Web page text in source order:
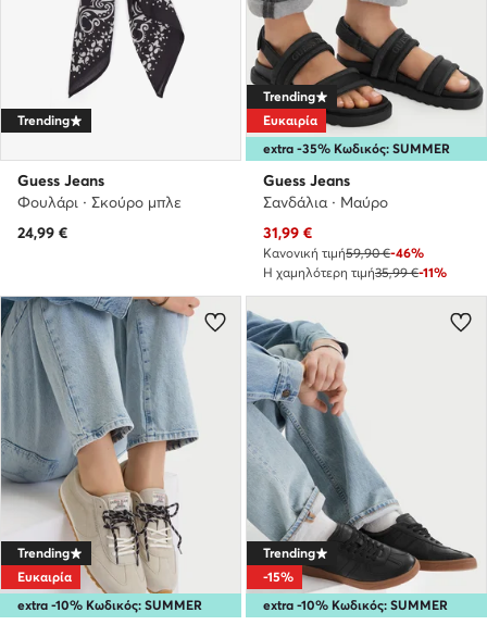
Trending
Guess Jeans
Φουλάρι · Σκούρο μπλε
24,99 €
extra -35% Κωδικός: SUMMER
Trending
Ευκαιρία
Guess Jeans
Σανδάλια · Μαύρο
Τρέχουσα τιμή
31,99 €
Κανονική τιμή59,90 €-46%
Η χαμηλότερη τιμή35,99 €-11%
extra -10% Κωδικός: SUMMER
Trending
Ευκαιρία
extra -10% Κωδικός: SUMMER
Trending
-15%